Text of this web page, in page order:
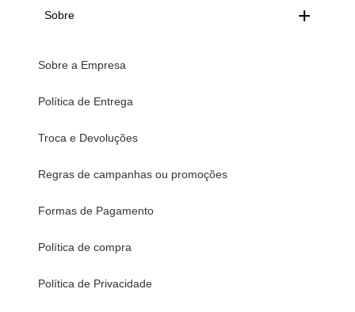
Sobre
Sobre a Empresa
Política de Entrega
Troca e Devoluções
Regras de campanhas ou promoções
Formas de Pagamento
Política de compra
Política de Privacidade